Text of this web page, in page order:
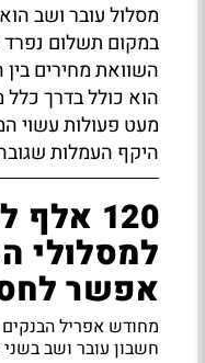
מסלול עובר ושב
במקום תשלום
השוואת מחירים בין
הוא כולל בדרך כלל
מעט פעולות עשוי
היקף העמלות
120
למסלולי
אפשר
מחודש אפריל הבנקים
חשבון עובר ושב